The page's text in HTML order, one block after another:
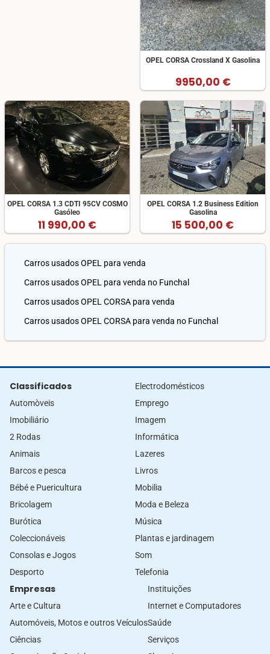
OPEL CORSA Crossland X Gasolina
9950,00 €
OPEL CORSA 1.3 CDTI 95CV COSMO
Gasóleo
11 990,00 €
OPEL CORSA 1.2 Business Edition
Gasolina
15 500,00 €
Carros usados OPEL para venda
Carros usados OPEL para venda no Funchal
Carros usados OPEL CORSA para venda
Carros usados OPEL CORSA para venda no Funchal
Classificados
Automòveis
Imobiliário
2 Rodas
Animais
Barcos e pesca
Bébé e Puericultura
Bricolagem
Burótica
Coleccionáveis
Consolas e Jogos
Desporto
Electrodomésticos
Emprego
Imagem
Informática
Lazeres
Livros
Mobilia
Moda e Beleza
Música
Plantas e jardinagem
Som
Telefonia
Empresas
Arte e Cultura
Automóveis, Motos e outros Veículos
Ciências
Instituições
Internet e Computadores
Saúde
Serviços